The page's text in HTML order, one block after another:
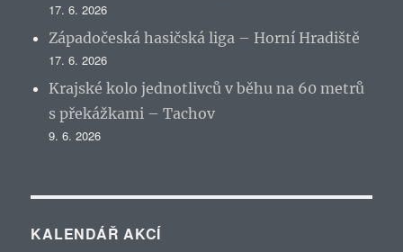
17. 6. 2026
Západočeská hasičská liga – Horní Hradiště
17. 6. 2026
Krajské kolo jednotlivců v běhu na 60 metrů
s překážkami – Tachov
9. 6. 2026
KALENDÁŘ AKCÍ